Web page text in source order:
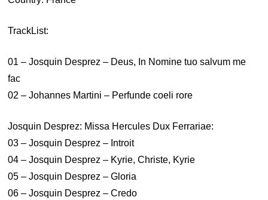
TrackList:
01 – Josquin Desprez – Deus, In Nomine tuo salvum me
fac
02 – Johannes Martini – Perfunde coeli rore
Josquin Desprez: Missa Hercules Dux Ferrariae:
03 – Josquin Desprez – Introit
04 – Josquin Desprez – Kyrie, Christe, Kyrie
05 – Josquin Desprez – Gloria
06 – Josquin Desprez – Credo